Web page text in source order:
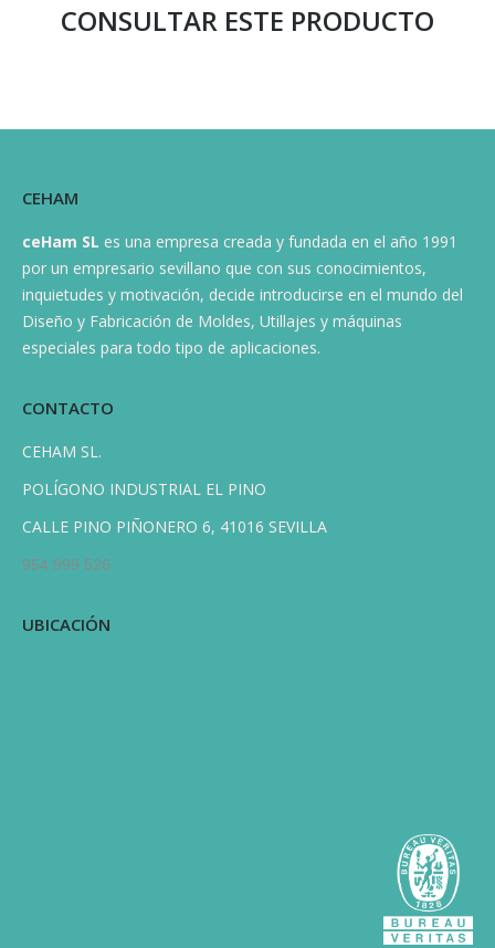
CONSULTAR ESTE PRODUCTO
CEHAM
ceHam SL es una empresa creada y fundada en el año 1991
por un empresario sevillano que con sus conocimientos,
inquietudes y motivación, decide introducirse en el mundo del
Diseño y Fabricación de Moldes, Utillajes y máquinas
especiales para todo tipo de aplicaciones.
CONTACTO
CEHAM SL.
POLÍGONO INDUSTRIAL EL PINO
CALLE PINO PIÑONERO 6, 41016 SEVILLA
954 999 526
UBICACIÓN